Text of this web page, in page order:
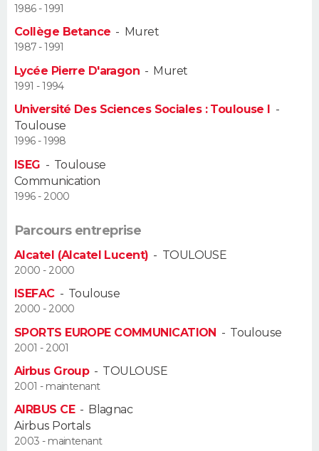
Alimentation
Guide de la santé
Maladies
Médicaments
Sommeil
VOYAGE
PHOTO
BONS PLANS
CARTE DE VOEUX
Carte de Noël
Carte Bonne année
Carte Saint-Valentin
Carte Pâques
Carte d'anniversaire
DICTIONNAIRE
Dictionnaire
Biographies
Citations
Expressions
Proverbes
PROGRAMME TV
COPAINS D'AVANT
S'inscrire
Se connecter
Lycées
Collèges
Primaires
Universités
Entreprises
Service militaire
Avis de recherche
AVIS DE DÉCÈS
FORUM
1986 - 1991
Collège Betance - Muret
1987 - 1991
Lycée Pierre D'aragon - Muret
1991 - 1994
Université Des Sciences Sociales : Toulouse I
-
Toulouse
1996 - 1998
ISEG - Toulouse
Communication
1996 - 2000
Parcours entreprise
Alcatel (Alcatel Lucent) - TOULOUSE
2000 - 2000
ISEFAC- Toulouse
2000 - 2000
SPORTS EUROPE COMMUNICATION - Toulouse
2001 - 2001
Airbus Group- TOULOUSE
2001 - maintenant
AIRBUS CE- Blagnac
Airbus Portals
2003 - maintenant